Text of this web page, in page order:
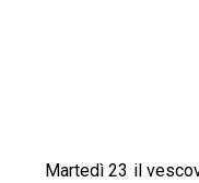
Martedì 23 il